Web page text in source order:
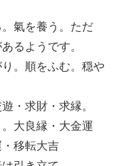
氣を養う。ただ
るようです。
。順をふむ。穏や
・求財・求縁。
大良縁・大金運
移転大吉